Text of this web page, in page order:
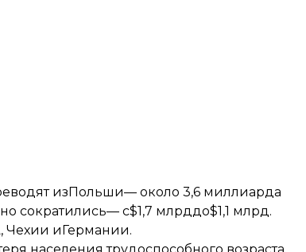
изПольши— около 3,6 миллиарда
сократились— с$1,7 млрддо$1,1 млрд.
Чехии иГермании.